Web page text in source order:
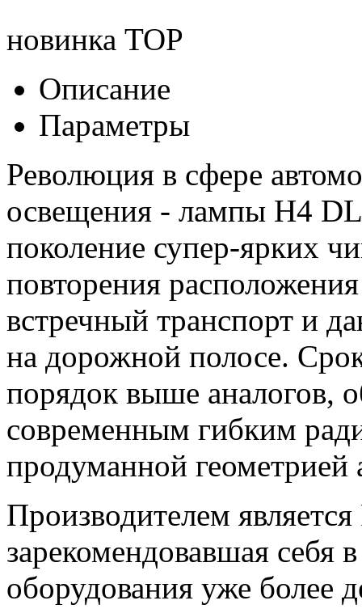
новинка TOP
Описание
Параметры
Революция в сфере
освещения - лампы H4
поколение супер-ярких
повторения
встречный транспорт и
на дорожной полосе.
порядок выше аналогов,
современным гибким
продуманной
Производителем
зарекомендовавшая себя
оборудования уже более